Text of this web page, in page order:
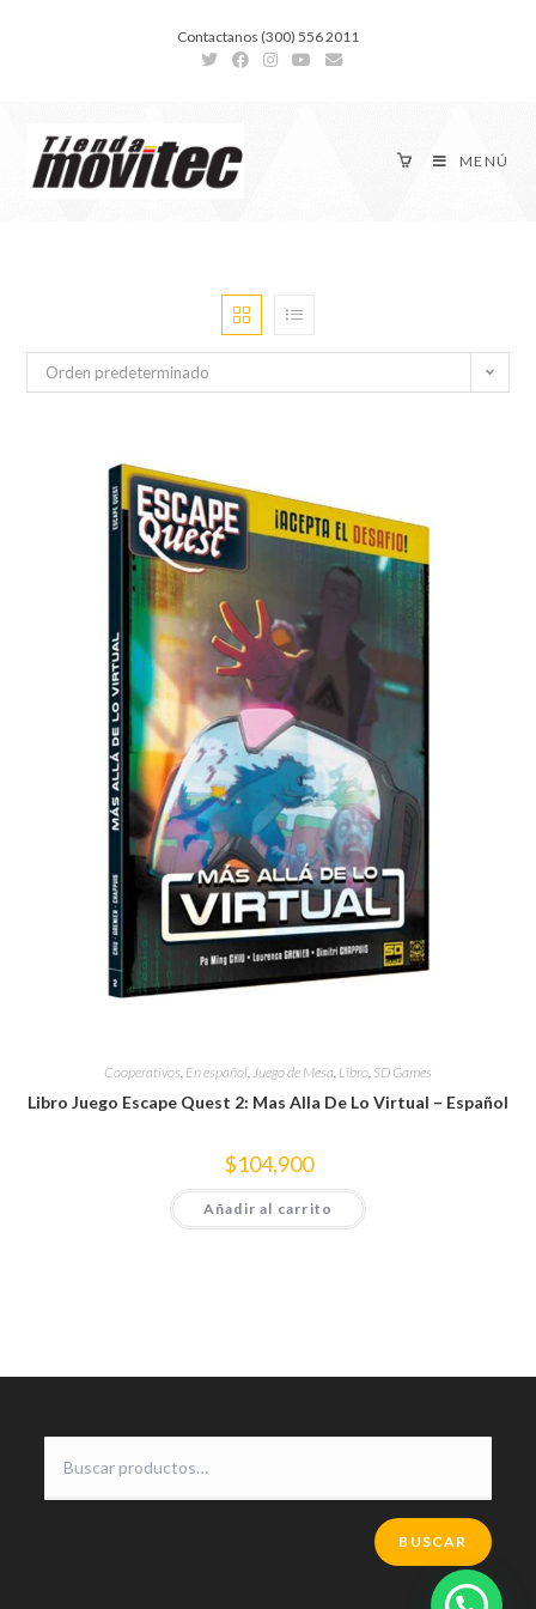
Contactanos (300) 556 2011
MENÚ
Orden predeterminado
Cooperativos, En español,Juego de Mesa, Libro, SD Games
Libro Juego Escape Quest 2: Mas Alla De Lo Virtual – Español
$104,900
Añadir al carrito
BUSCAR